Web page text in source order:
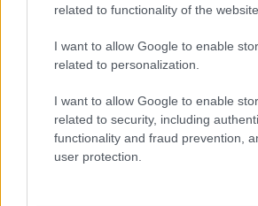
related to functionality of the
I want to allow Google to enable
related to personalization.
I want to allow Google to enable
related to security, including
functionality and fraud prevention,
user protection.
#asus #zenbook a14
#windows
#arm #directx
#játék #teszt